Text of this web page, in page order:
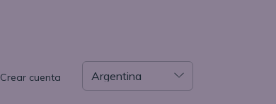
Crear cuenta